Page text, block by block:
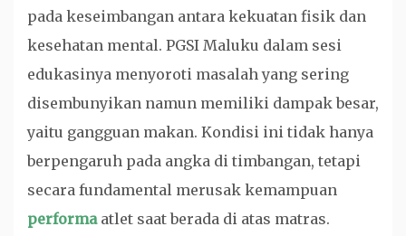
pada keseimbangan antara kekuatan fisik dan
kesehatan mental. PGSI Maluku dalam sesi
edukasinya menyoroti masalah yang sering
disembunyikan namun memiliki dampak besar,
yaitu gangguan makan. Kondisi ini tidak hanya
berpengaruh pada angka di timbangan, tetapi
secara fundamental merusak kemampuan
performaatlet saat berada di atas matras.